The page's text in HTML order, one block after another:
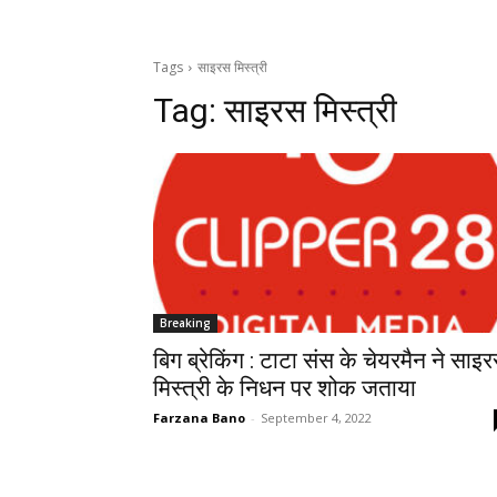
Tags साइरस मिस्त्री
Tag:साइरस मिस्त्री
Breaking
बिग ब्रेकिंग : टाटा संस के चेयरमैन ने
मिस्त्री के निधन पर शोक जताया
Farzana Bano - September 4, 2022